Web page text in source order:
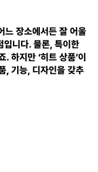
느 장소에서든 잘 어울
입니다. 물론, 특이한
하지만 ‘히트 상품’이
, 기능, 디자인을 갖추